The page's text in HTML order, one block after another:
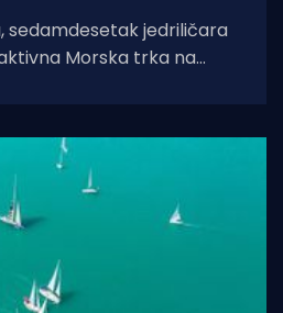
sedamdesetak jedriličara
Morska trka na